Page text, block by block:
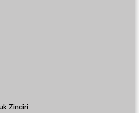
Zinciri